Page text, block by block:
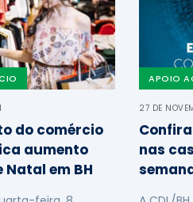
do comércio
aumento
Natal em BH
APOIO
27 DE
nas